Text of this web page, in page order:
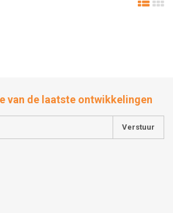
van de laatste ontwikkelingen
Verstuur